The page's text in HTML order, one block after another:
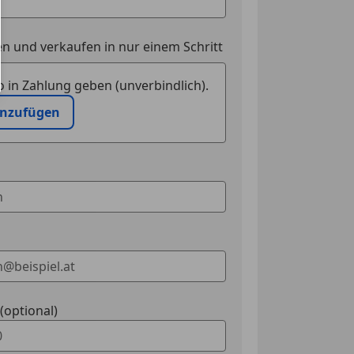
und verkaufen in nur einem Schritt
in Zahlung geben (unverbindlich).